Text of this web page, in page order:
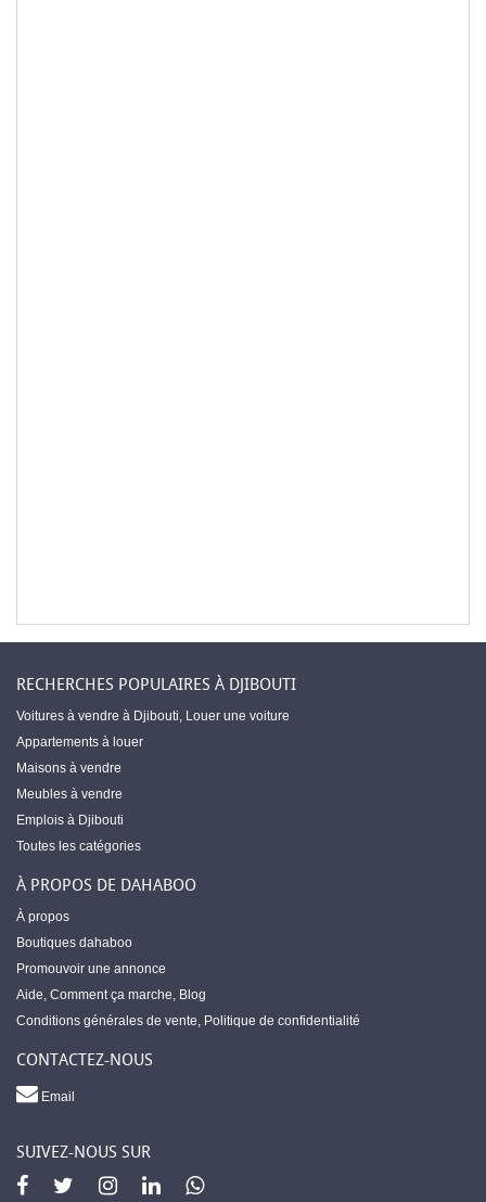
RECHERCHES POPULAIRES À DJIBOUTI
Voitures à vendre à Djibouti, Louer une voiture
Appartements à louer
Maisons à vendre
Meubles à vendre
Emplois à Djibouti
Toutes les catégories
À PROPOS DE DAHABOO
À propos
Boutiques dahaboo
Promouvoir une annonce
Aide, Comment ça marche, Blog
Conditions générales de vente, Politique de confidentialité
CONTACTEZ-NOUS
Email
SUIVEZ-NOUS SUR